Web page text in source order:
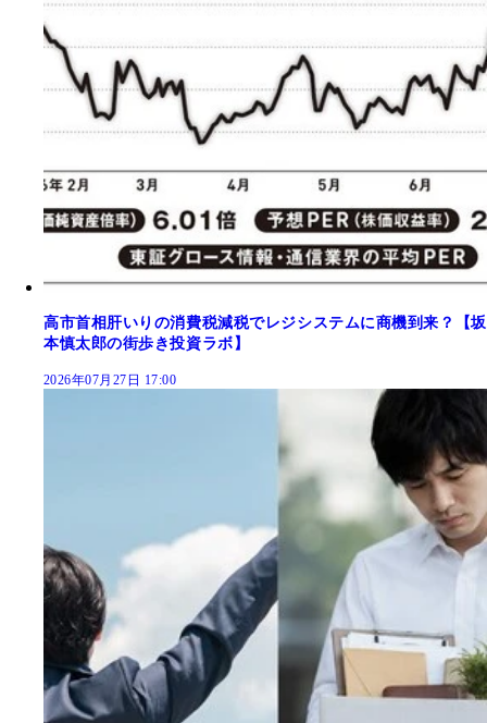
高市首相肝いりの消費税減税でレジシステムに商機到来？【坂
本慎太郎の街歩き投資ラボ】
2026年07月27日 17:00